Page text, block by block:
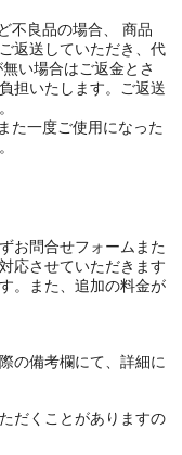
不良品の場合、 商品
返送していただき、代
い場合はご返金とさ
担いたします。ご返送
た一度ご使用になった
お問合せフォームまた
応させていただきます
。また、追加の料金が
の備考欄にて、詳細に
だくことがありますの